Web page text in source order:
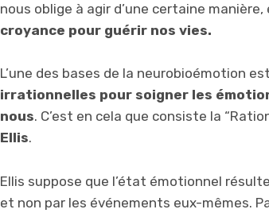
nous oblige à agir d’une certaine
croyance pour guérir nos vies.
L’une des bases de la neurobioémotion
irrationnelles pour soigner les
nous. C’est en cela que consiste la
Ellis.
Ellis suppose que l’état émotionnel
et non par les événements eux-mêmes.